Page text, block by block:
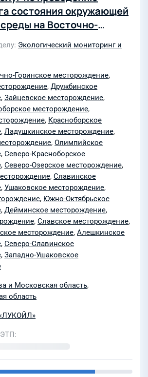
состояния окружающей
на Восточно-
Зайцевском, Западно-
Ладушкинском,
Олимпийском, Северо-
Северо-Озёрском,
Славинском,
Чеховском, Южно-
Дейминском, Гаевском,
Олимпийском,
Северо-Славинском,
участках недр и
D41 в 2025 году
Экологический мониторинг и
Горинское месторождение,
, Дружбинское
, Зайцевское месторождение,
месторождение,
, Красноборское
, Ладушкинское месторождение,
, Олимпийское
, Северо-Красноборское
, Северо-Озерское месторождение,
, Славинское
, Ушаковское месторождение,
, Южно-Октябрьское
, Дейминское месторождение,
, Славское месторождение,
месторождение, Алешкинское
, Северо-Славинское
, Западно-Ушаковское
и Московская область,
область